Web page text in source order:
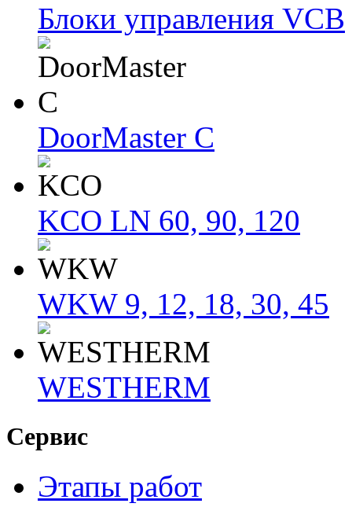
Блоки упрaвлeния VCB
DoorMaster C
KCO LN 60, 90, 120
WKW 9, 12, 18, 30, 45
WESTHERM
Сервис
Этапы работ